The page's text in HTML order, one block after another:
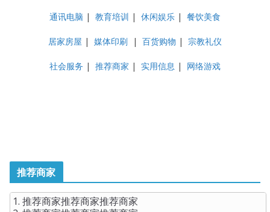
通讯电脑 | 教育培训 | 休闲娱乐 | 餐饮美食
居家房屋 | 媒体印刷 | 百货购物 | 宗教礼仪
社会服务 | 推荐商家 | 实用信息 | 网络游戏
推荐商家